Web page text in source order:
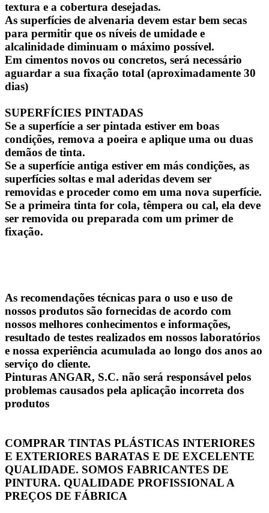
textura e a cobertura desejadas.
As superfícies de alvenaria devem estar bem secas
para permitir que os níveis de umidade e
alcalinidade diminuam o máximo possível.
Em cimentos novos ou concretos, será necessário
aguardar a sua fixação total (aproximadamente 30
dias)
SUPERFÍCIES PINTADAS
Se a superfície a ser pintada estiver em boas
condições, remova a poeira e aplique uma ou duas
demãos de tinta.
Se a superfície antiga estiver em más condições, as
superfícies soltas e mal aderidas devem ser
removidas e proceder como em uma nova superfície.
Se a primeira tinta for cola, têmpera ou cal, ela deve
ser removida ou preparada com um primer de
fixação.
As recomendações técnicas para o uso e uso de
nossos produtos são fornecidas de acordo com
nossos melhores conhecimentos e informações,
resultado de testes realizados em nossos laboratórios
e nossa experiência acumulada ao longo dos anos ao
serviço do cliente.
Pinturas ANGAR, S.C. não será responsável pelos
problemas causados ​​pela aplicação incorreta dos
produtos
COMPRAR TINTAS PLÁSTICAS INTERIORES
E EXTERIORES BARATAS E DE EXCELENTE
QUALIDADE. SOMOS FABRICANTES DE
PINTURA. QUALIDADE PROFISSIONAL A
PREÇOS DE FÁBRICA